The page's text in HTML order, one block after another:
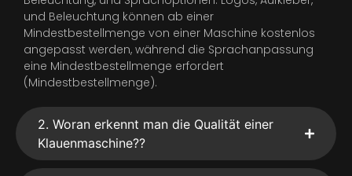
und Beleuchtung können ab einer
Mindestbestellmenge von einer Maschine kostenlos
angepasst werden, während die Sprachanpassung
eine Mindestbestellmenge erfordert
(Mindestbestellmenge).
2. Woran erkennt man die Qualität einer
Klauenmaschine??